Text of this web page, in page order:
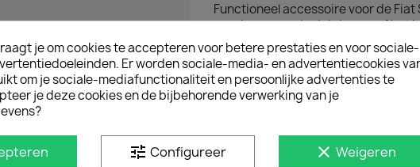
Functioneel accessoire voor de
goederen van de dakdrager of het
ladder. Veiligheid staat voorop,
treden heeft. Bij neerslag heeft de
level.
Montage door rechter achterdeur.
je om cookies te accepteren voor betere prestaties en voor sociale-
Er worden sociale-media- en advertentiecookies
om je sociale-mediafunctionaliteit en persoonlijke advertenties te
je deze cookies en de bijbehorende verwerking van je
tune Configureer clear Weigeren